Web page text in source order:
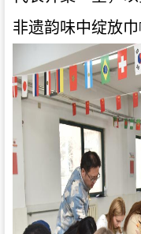
非遗韵味中绽放巾